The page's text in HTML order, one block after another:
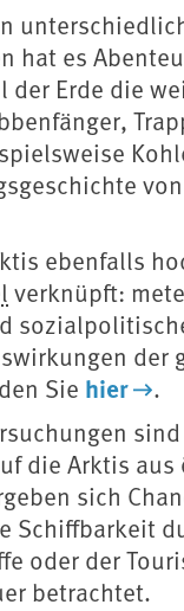
hat es
der Erde die
ebenfalls
verknüpft:
Sie hier
.
die Arktis
sich
Schiffbarkeit
oder der
betrachtet.